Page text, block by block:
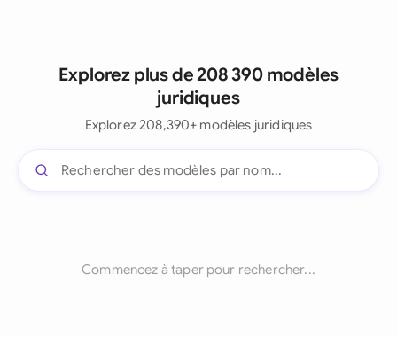
Explorez plus de 208 390 modèles
juridiques
Explorez 208,390+ modèles juridiques
Commencez à taper pour rechercher...